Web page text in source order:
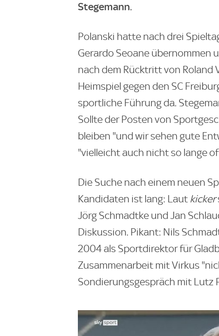
Stegemann.
Polanski hatte nach drei
Gerardo Seoane übernommen
nach dem Rücktritt von Roland
Heimspiel gegen den SC
sportliche Führung da.
Sollte der Posten von
bleiben "und wir sehen gute
"vielleicht auch nicht so lange
Die Suche nach einem neuen
Kandidaten ist lang: Laut kicker
Jörg Schmadtke und Jan
Diskussion. Pikant: Nils
2004 als Sportdirektor für
Zusammenarbeit mit Virkus
Sondierungsgespräch mit Lutz